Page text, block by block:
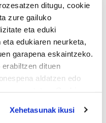
ditugu, cookie
zure gailuko
eta eduki
edukiaren neurketa,
garapena eskaintzeko.
dituen
aldatzen edo
Xehetasunak ikusi